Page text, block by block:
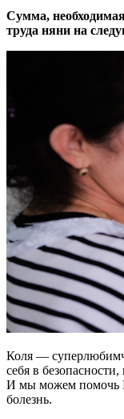
Сумма,
труда няни на
Коля —
себя в
И мы можем помочь
болезнь.